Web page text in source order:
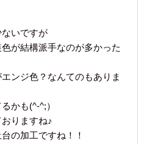
いですが
が結構派手なのが多かった
ンジ色？なんてのもありま
かも(^-^;）
りますね♪
の加工ですね！！